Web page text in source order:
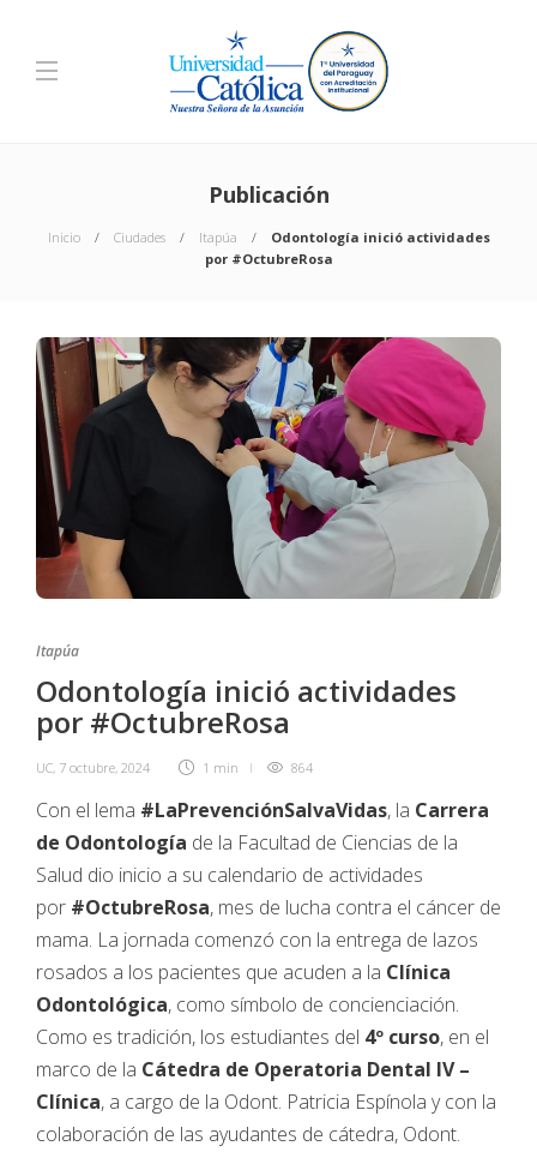
Publicación
Inicio Ciudades Itapúa
Odontología inició actividades
por #OctubreRosa
Itapúa
Odontología inició actividades
por #OctubreRosa
UC, 7 octubre, 2024 1 min 864
Con el lema #LaPrevenciónSalvaVidas, la Carrera
de Odontología de la Facultad de Ciencias de la
Salud dio inicio a su calendario de actividades
por #OctubreRosa, mes de lucha contra el cáncer de
mama. La jornada comenzó con la entrega de lazos
rosados a los pacientes que acuden a la Clínica
Odontológica, como símbolo de concienciación.
Como es tradición, los estudiantes del 4º curso, en el
marco de la Cátedra de Operatoria Dental IV –
Clínica, a cargo de la Odont. Patricia Espínola y con la
colaboración de las ayudantes de cátedra, Odont.